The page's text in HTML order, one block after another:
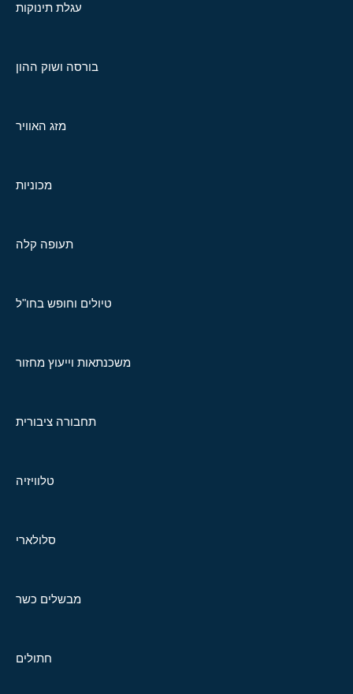
עגלת תינוקות
בורסה ושוק ההון
מזג האוויר
מכוניות
תעופה קלה
טיולים וחופש בחו"ל
משכנתאות וייעוץ מחזור
תחבורה ציבורית
טלוויזיה
סלולארי
מבשלים כשר
חתולים